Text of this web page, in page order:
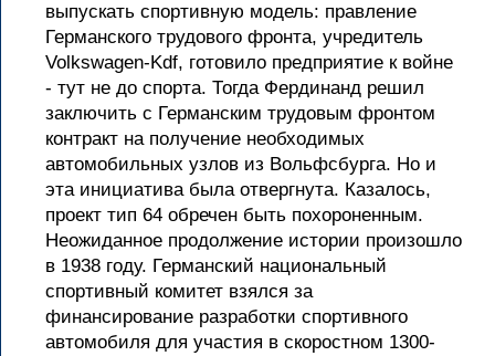
выпускать спортивную модель: правление
Германского трудового фронта, учредитель
Volkswagen-Kdf, готовило предприятие к войне
- тут не до спорта. Тогда Фердинанд решил
заключить с Германским трудовым фронтом
контракт на получение необходимых
автомобильных узлов из Вольфсбурга. Но и
эта инициатива была отвергнута. Казалось,
проект тип 64 обречен быть похороненным.
Неожиданное продолжение истории произошло
в 1938 году. Германский национальный
спортивный комитет взялся за
финансирование разработки спортивного
автомобиля для участия в скоростном 1300-